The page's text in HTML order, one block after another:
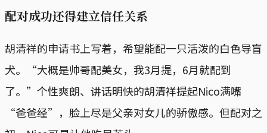
配对成功还得建立信任关系
胡清祥的申请书上写着，希望能配一只活泼的白色导盲
犬。“大概是帅哥配美女，我3月提，6月就配到
了。”个性爽朗、讲话明快的胡清祥提起Nico满嘴
“爸爸经”，脸上尽是父亲对女儿的骄傲感。但配对之